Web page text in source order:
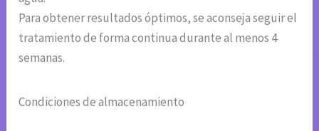
Para obtener resultados óptimos, se aconseja seguir el
tratamiento de forma continua durante al menos 4
semanas.
Condiciones de almacenamiento